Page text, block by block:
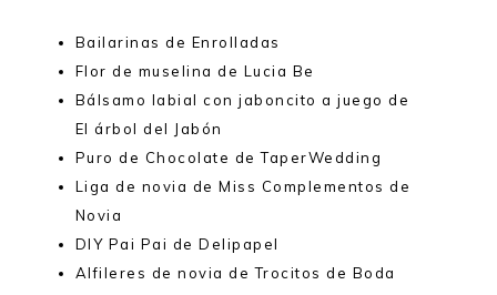
Bailarinas de Enrolladas
Flor de muselina de Lucia Be
Bálsamo labial con jaboncito a juego de
El árbol del Jabón
Puro de Chocolate de TaperWedding
Liga de novia de Miss Complementos de
Novia
DIY Pai Pai de Delipapel
Alfileres de novia de Trocitos de Boda